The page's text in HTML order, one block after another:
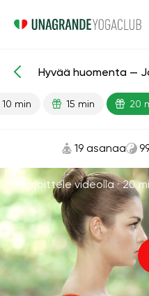
Valmiit oppitunnit
Hyvää huomenta —
10 min 15 min 20
19 asanaa
Harjoittele videolla ·20